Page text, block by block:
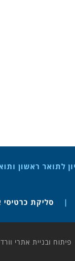
לתואר ראשון
סליקת כרטיסי
פיתוח ובניית אתרי